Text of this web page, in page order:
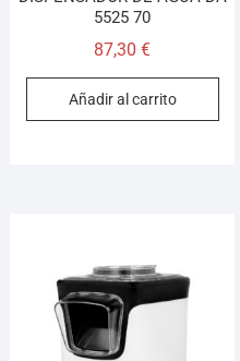
5525 70
87,30€
Añadir al carrito